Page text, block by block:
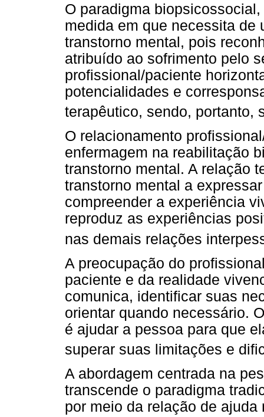
O paradigma
medida em que necessita de
transtorno mental, pois
atribuído ao sofrimento pelo
profissional/paciente
potencialidades e
terapêutico, sendo, portanto,
O relacionamento
enfermagem na reabilitação
transtorno mental. A relação
transtorno mental a
compreender a experiência
reproduz as experiências
nas demais relações
A preocupação do
paciente e da realidade
comunica, identificar suas
orientar quando necessário.
é ajudar a pessoa para que
superar suas limitações e
A abordagem centrada na
transcende o paradigma
por meio da relação de